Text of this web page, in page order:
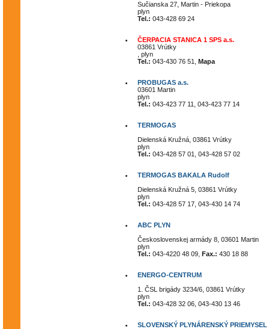
Sučianska 27, Martin - Priekopa
plyn
Tel.: 043-428 69 24
ČERPACIA STANICA 1 SPS a.s.
03861 Vrútky
, plyn
Tel.: 043-430 76 51, Mapa
PROBUGAS a.s.
03601 Martin
plyn
Tel.: 043-423 77 11, 043-423 77 14
TERMOGAS
Dielenská Kružná, 03861 Vrútky
plyn
Tel.: 043-428 57 01, 043-428 57 02
TERMOGAS BAKALA Rudolf
Dielenská Kružná 5, 03861 Vrútky
plyn
Tel.: 043-428 57 17, 043-430 14 74
ABC PLYN
Československej armády 8, 03601 Martin
plyn
Tel.: 043-4220 48 09, Fax.: 430 18 88
ENERGO-CENTRUM
1. ČSL brigády 3234/6, 03861 Vrútky
plyn
Tel.: 043-428 32 06, 043-430 13 46
SLOVENSKÝ PLYNÁRENSKÝ PRIEMYSEL